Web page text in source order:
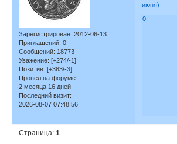
Зарегистрирован: 2012-06-13
Приглашений: 0
Сообщений: 18773
Уважение: [+274/-1]
Позитив: [+383/-3]
Провел на форуме:
2 месяца 16 дней
Последний визит:
2026-08-07 07:48:56
июня)
0
Страница:1